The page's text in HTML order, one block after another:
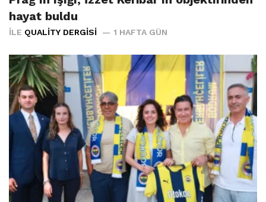
hayat buldu
İLE QUALITY DERGISI 1 HAFTA GÜN